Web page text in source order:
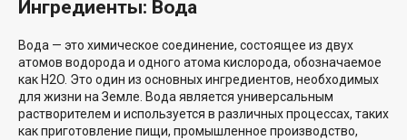
Ингредиенты: Вода
Вода — это химическое соединение, состоящее из двух
атомов водорода и одного атома кислорода, обозначаемое
как H2O. Это один из основных ингредиентов, необходимых
для жизни на Земле. Вода является универсальным
растворителем и используется в различных процессах, таких
как приготовление пищи, промышленное производство,